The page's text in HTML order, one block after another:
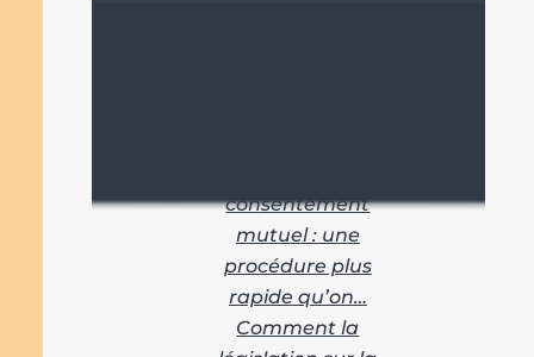
consentement
mutuel : une
procédure plus
rapide qu’on…
Comment la